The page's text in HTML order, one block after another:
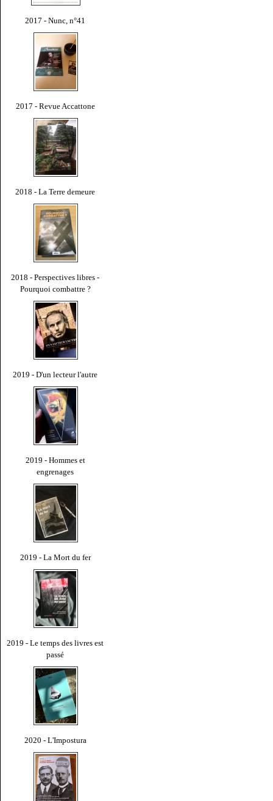
2017 - Nunc, n°41
2017 - Revue Accattone
2018 - La Terre demeure
2018 - Perspectives libres -
Pourquoi combattre ?
2019 - D'un lecteur l'autre
2019 - Hommes et
engrenages
2019 - La Mort du fer
2019 - Le temps des livres est
passé
2020 - L'Impostura